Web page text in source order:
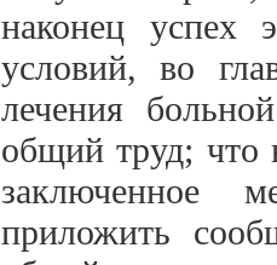
наконец успех
условий, во
лечения
общий труд; что
заключенное
приложить